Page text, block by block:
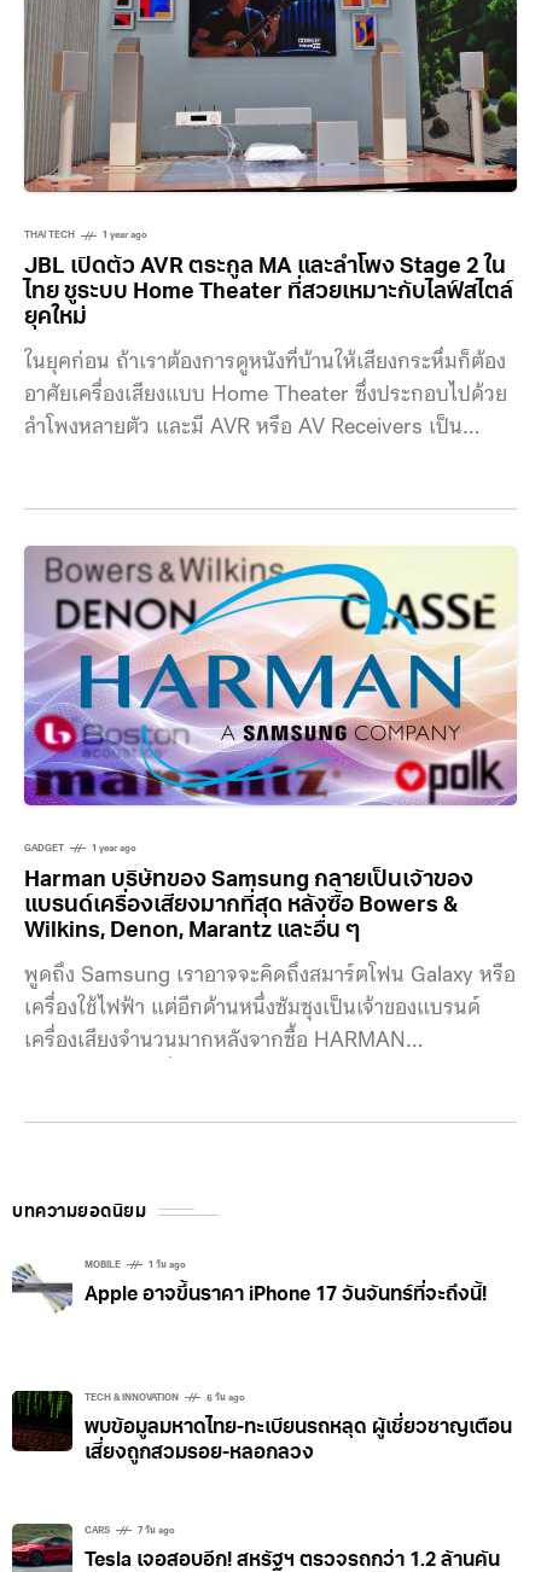
THAI TECH 1 year ago
JBL เปิดตัว AVR ตระกูล MA และลำโพง Stage 2 ใน
ไทย ชูระบบ Home Theater ที่สวยเหมาะกับไลฟ์สไตล์
ยุคใหม่
ในยุคก่อน ถ้าเราต้องการดูหนังที่บ้านให้เสียงกระหึ่มก็ต้อง
อาศัยเครื่องเสียงแบบ Home Theater ซึ่งประกอบไปด้วย
ลำโพงหลายตัว และมี AVR หรือ AV Receivers เป็น
เสียงสูงสุดจริง ๆ ที่เป็นไปได้ในบ้าน ชุด AVR และ Home
Theater ก็ยังเป็นตัวเลือกที่ดีกว่า Soundbar วันนี้บริษัท
มหาจักรดีเวลอปเมนท์ จำกัด
GADGET 1 year ago
Harman บริษัทของ Samsung กลายเป็นเจ้าของ
แบรนด์เครื่องเสียงมากที่สุด หลังซื้อ Bowers &
Wilkins, Denon, Marantz และอื่น ๆ
พูดถึง Samsung เราอาจจะคิดถึงสมาร์ตโฟน Galaxy หรือ
เครื่องใช้ไฟฟ้า แต่อีกด้านหนึ่งซัมซุงเป็นเจ้าของแบรนด์
เครื่องเสียงจำนวนมากหลังจากซื้อ HARMAN
Denon หรือ Marantz กลายเป็นของซัมซุงด้วย
บทความยอดนิยม
MOBILE 1 วัน ago
Apple อาจขึ้นราคา iPhone 17 วันจันทร์ที่จะถึงนี้!
TECH & INNOVATION 6 วัน ago
พบข้อมูลมหาดไทย-ทะเบียนรถหลุด ผู้เชี่ยวชาญเตือน
เสี่ยงถูกสวมรอย-หลอกลวง
CARS 7 วัน ago
Tesla เจอสอบอีก! สหรัฐฯ ตรวจรถกว่า 1.2 ล้านคัน